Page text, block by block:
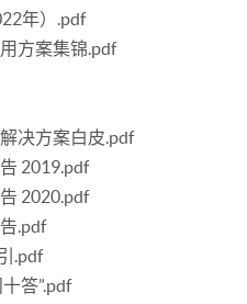
年）.pdf
方案集锦.pdf
决方案白皮.pdf
2019.pdf
2020.pdf
.pdf
.pdf
答”.pdf